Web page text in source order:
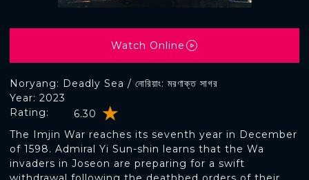
Noryang: Deadly Sea / নোরিয়াং: মরণাক্ত সাগর
Rating: 6.30
Year: 2023
The Imjin War reaches its seventh year in December
of 1598. Admiral Yi Sun-shin learns that the Wa
invaders in Joseon are preparing for a swift
Watch Online